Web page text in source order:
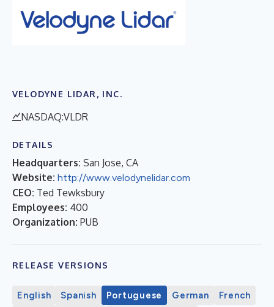
VELODYNE LIDAR, INC.
NASDAQ:VLDR
DETAILS
Headquarters: San Jose, CA
Website: http://www.velodynelidar.com
CEO: Ted Tewksbury
Employees: 400
Organization: PUB
RELEASE VERSIONS
English Spanish Portuguese German
French